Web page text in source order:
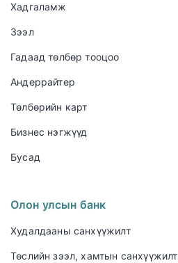
Хадгаламж
Зээл
Гадаад төлбөр тооцоо
Андеррайтер
Төлбөрийн карт
Бизнес нэгжүүд
Бусад
Олон улсын банк
Худалдааны санхүүжилт
Төслийн зээл, хамтын санхүүжилт